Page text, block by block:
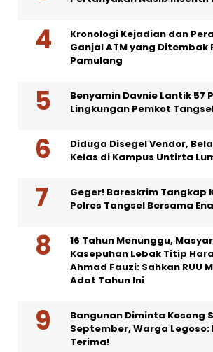
Kronologi Kejadian dan
Ganjal ATM yang Ditembak
Pamulang
Benyamin Davnie Lantik 57
Lingkungan Pemkot
Diduga Disegel Vendor,
Kelas di Kampus Untirta
Geger! Bareskrim Tangkap
Polres Tangsel Bersama
16 Tahun Menunggu,
Kasepuhan Lebak Titip
Ahmad Fauzi: Sahkan RUU
Adat Tahun Ini
Bangunan Diminta Kosong
September, Warga Legoso:
Terima!